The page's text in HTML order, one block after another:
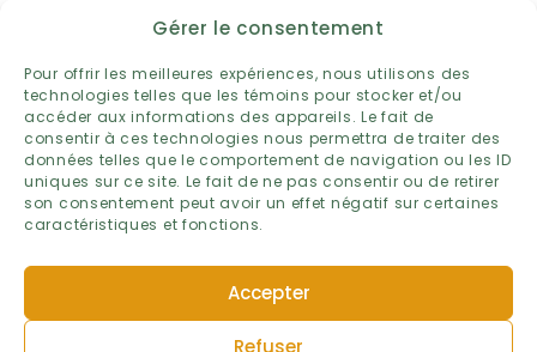
Gérer le consentement
Pour offrir les meilleures expériences, nous utilisons des
technologies telles que les témoins pour stocker et/ou
accéder aux informations des appareils. Le fait de
consentir à ces technologies nous permettra de traiter des
données telles que le comportement de navigation ou les ID
uniques sur ce site. Le fait de ne pas consentir ou de retirer
son consentement peut avoir un effet négatif sur certaines
caractéristiques et fonctions.
Accepter
Refuser
TERMES ET CONDITIONS